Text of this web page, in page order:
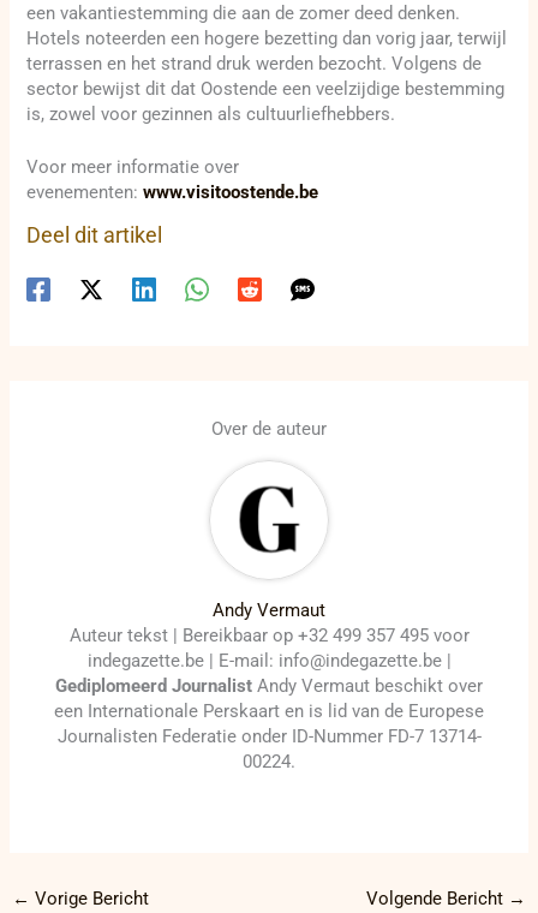
een vakantiestemming die aan de zomer deed denken.
Hotels noteerden een hogere bezetting dan vorig jaar, terwijl
terrassen en het strand druk werden bezocht. Volgens de
sector bewijst dit dat Oostende een veelzijdige bestemming
is, zowel voor gezinnen als cultuurliefhebbers.
Voor meer informatie over
evenementen:www.visitoostende.be
Deel dit artikel
Over de auteur
Andy Vermaut
Auteur tekst | Bereikbaar op +32 499 357 495 voor
indegazette.be | E-mail: info@indegazette.be |
Gediplomeerd Journalist Andy Vermaut beschikt over
een Internationale Perskaart en is lid van de Europese
Journalisten Federatie onder ID-Nummer FD-7 13714-
00224.
← Vorige Bericht Volgende Bericht →